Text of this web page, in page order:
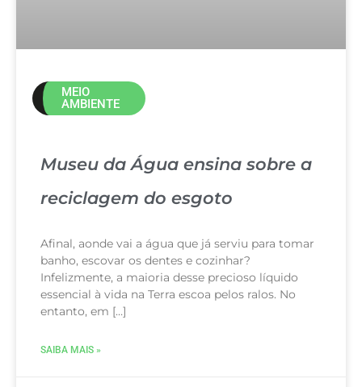
MEIO
AMBIENTE
Museu da Água ensina sobre a
reciclagem do esgoto
Afinal, aonde vai a água que já serviu para tomar
banho, escovar os dentes e cozinhar?
Infelizmente, a maioria desse precioso líquido
essencial à vida na Terra escoa pelos ralos. No
entanto, em […]
SAIBA MAIS »